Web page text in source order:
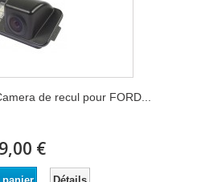
de recul pour FORD...
€
Détails